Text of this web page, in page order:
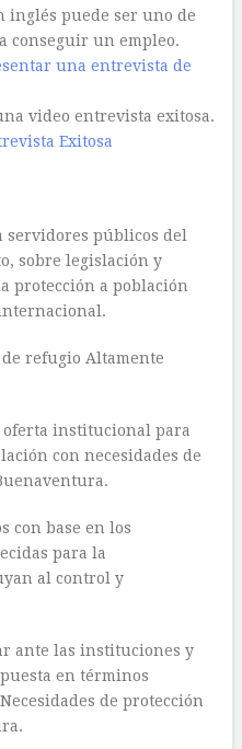
inglés puede ser uno de
conseguir un empleo.
una entrevista de
video entrevista exitosa.
Exitosa
servidores públicos del
sobre legislación y
protección a población
refugio Altamente
institucional para
con necesidades de
con base en los
para la
al control y
ante las instituciones y
en términos
de protección